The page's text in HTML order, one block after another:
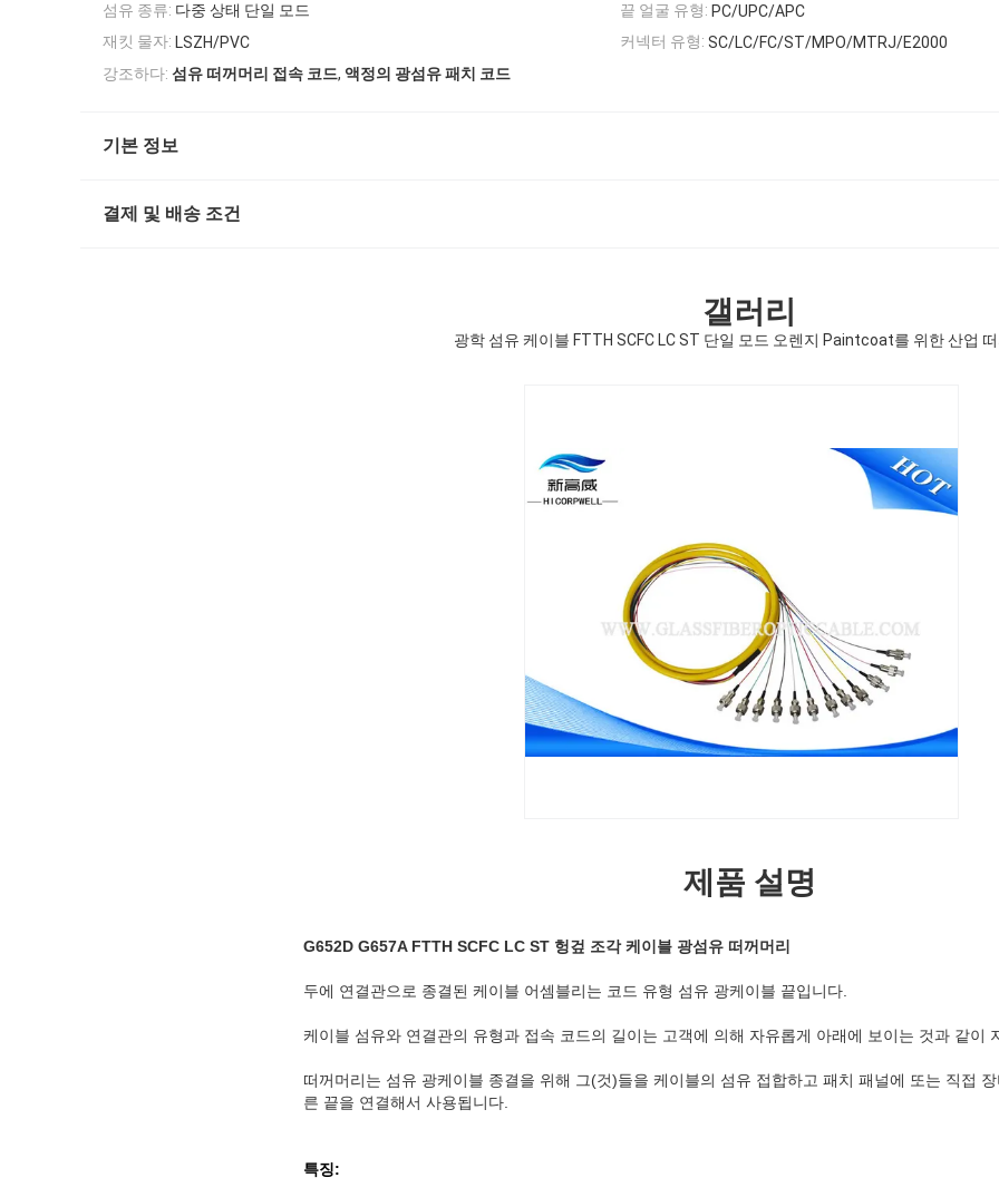
섬유 종류: 다중 상태 단일 모드 끝 얼굴 유형: PC/UPC/APC
재킷 물자: LSZH/PVC 커넥터 유형: SC/LC/FC/ST/MPO/MTRJ/E2000
강조하다: 섬유 떠꺼머리 접속 코드, 액정의 광섬유 패치 코드
기본 정보
결제 및 배송 조건
갤러리
광학 섬유 케이블 FTTH SCFC LC ST 단일 모드 오렌지 Paintcoat를 위한 산업
제품 설명
G652D G657A FTTH SCFC LC ST 헝겊 조각 케이블 광섬유 떠꺼머리
두에 연결관으로 종결된 케이블 어셈블리는 코드 유형 섬유 광케이블 끝입니다.
케이블 섬유와 연결관의 유형과 접속 코드의 길이는 고객에 의해 자유롭게 아래에 보이는 것과 같이
떠꺼머리는 섬유 광케이블 종결을 위해 그(것)들을 케이블의 섬유 접합하고 패치 패널에 또는 직접
른 끝을 연결해서 사용됩니다.
특징: